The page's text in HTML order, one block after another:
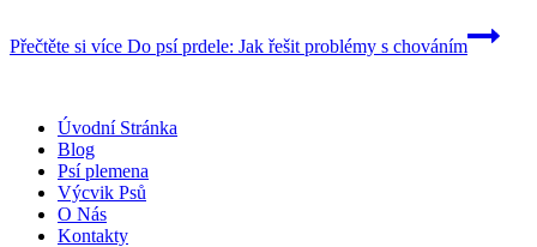
Přečtěte si více Do psí prdele: Jak řešit problémy s chováním
Úvodní Stránka
Blog
Psí plemena
Výcvik Psů
O Nás
Kontakty